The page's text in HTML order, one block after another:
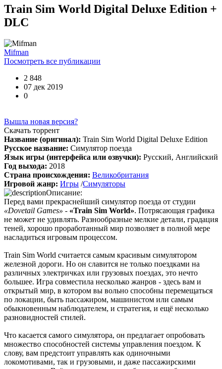
Цитата: cord
Представлено несколько ссылок на скачивание (торрент,
архив и FLAC), но основной – Unofficial Game Soundtrack
включая треки от Paul Linford
😁👏Огромная благодарность за труд. Не ожидал, что будет
полный саундтрек в хорошем качестве. За flac отдельная
cord:Boycenunse,
Да, сделано. Добавил саундтрек Need for Speed: Most Wanted
Soundtrack (OST):
скачать
Представлено несколько ссылок на скачивание (торрент,
архив и FLAC), но основной – Unofficial Game Soundtrack
OST. На странице можно послушать онлайн полную версию,
включая треки от Paul Linford
Сборник получился добротный, наслаждайтесь!
Boycenunse:Добавьте пожалуйста саундтрек из игры NFS
Most Wanted, которая 2005 года.
Mifman:Добро пожаловать на игровой сайт mifman.ru
Делитесь играми с друзьями и добавляйте сайт в избранное.
В этом чате Вы можете общаться. Пишите свои отзывы и
Train Sim World Digital Deluxe Edition +
DLC
Mifman
Посмотреть все публикации
2 848
07 дек 2019
0
Вышла новая версия?
Скачать торрент
Название (оригинал): Train Sim World Digital Deluxe Edition
Русское название: Симулятор поезда
Язык игры (интерфейса или озвучки): Русский, Английский
Год выхода: 2018
Страна происхождения: Великобритания
Игровой жанр: Игры /Симуляторы
Описание:
Перед вами прекраснейший симулятор поезда от студии
«Dovetail Games» - «Train Sim World». Потрясающая графика
не может не удивлять. Разнообразные мелкие детали, градация
теней, хорошо проработанный мир позволяет в полной мере
насладиться игровым процессом.
Train Sim World считается самым красивым симулятором
железной дороги. Но он славится не только поездками на
различных электричках или грузовых поездах, это нечто
большее. Игра совместила несколько жанров - здесь вам и
открытый мир, в котором вы вольно способны перемещаться
по локации, быть пассажиром, машинистом или самым
обыкновенным наблюдателем, и стратегия, и ещё несколько
разновидностей стилей.
Что касается самого симулятора, он предлагает опробовать
множество способностей системы управления поездом. К
слову, вам предстоит управлять как одиночными
локомотивами, так и грузовыми, и даже пассажирскими